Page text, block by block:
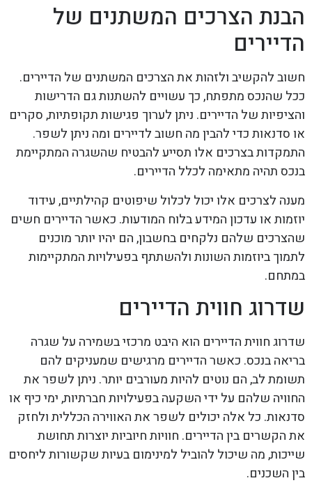
הבנת הצרכים המשתנים של
הדיירים
חשוב להקשיב ולזהות את הצרכים המשתנים של הדיירים.
ככל שהנכס מתפתח, כך עשויים להשתנות גם הדרישות
והציפיות של הדיירים. ניתן לערוך פגישות תקופתיות, סקרים
או סדנאות כדי להבין מה חשוב לדיירים ומה ניתן לשפר.
התמקדות בצרכים אלו תסייע להבטיח שהשגרה המתקיימת
בנכס תהיה מתאימה לכלל הדיירים.
מענה לצרכים אלו יכול לכלול שיפוטים קהילתיים, עידוד
יוזמות או עדכון המידע בלוח המודעות. כאשר הדיירים חשים
שהצרכים שלהם נלקחים בחשבון, הם יהיו יותר מוכנים
לתמוך ביוזמות השונות ולהשתתף בפעילויות המתקיימות
במתחם.
שדרוג חווית הדיירים
שדרוג חווית הדיירים הוא היבט מרכזי בשמירה על שגרה
בריאה בנכס. כאשר הדיירים מרגישים שמעניקים להם
תשומת לב, הם נוטים להיות מעורבים יותר. ניתן לשפר את
החוויה שלהם על ידי השקעה בפעילויות חברתיות, ימי כיף או
סדנאות. כל אלה יכולים לשפר את האווירה הכללית ולחזק
את הקשרים בין הדיירים. חוויות חיוביות יוצרות תחושת
שייכות, מה שיכול להוביל למינימום בעיות שקשורות ליחסים
בין השכנים.